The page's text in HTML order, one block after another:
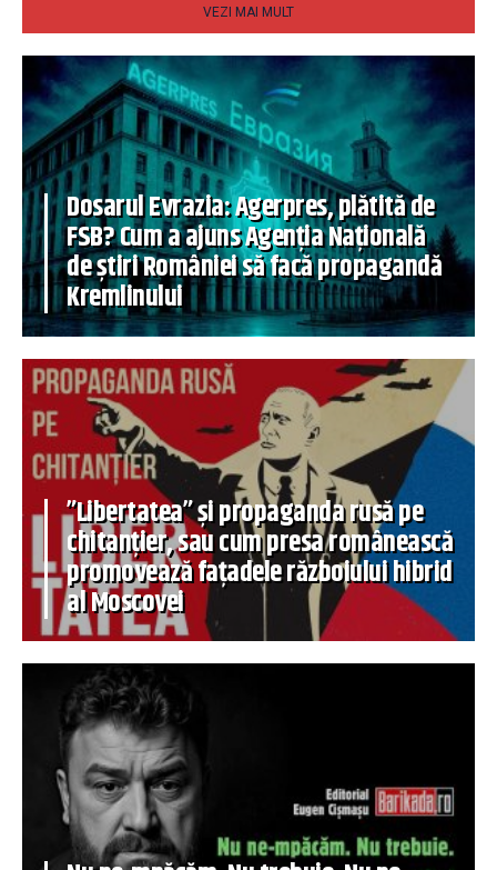
VEZI MAI MULT
Dosarul Evrazia: Agerpres, plătită de
FSB? Cum a ajuns Agenția Națională
de știri României să facă propagandă
Kremlinului
”Libertatea” și propaganda rusă pe
chitanțier, sau cum presa românească
promovează fațadele războiului hibrid
al Moscovei